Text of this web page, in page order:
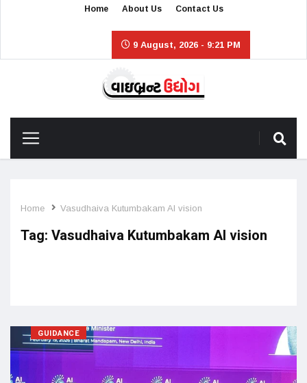
Home About Us Contact Us
9 August, 2026 - 9:21 PM
Home Vasudhaiva Kutumbakam AI vision
Tag: Vasudhaiva Kutumbakam AI vision
GUIDANCE